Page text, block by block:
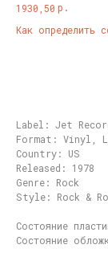
1930,50 р.
Как определить
Label: Jet
Format: Vinyl,
Country: US
Released: 1978
Genre: Rock
Style: Rock &
Состояние
Состояние